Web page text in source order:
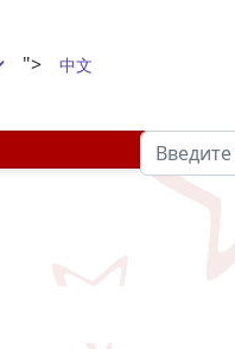
"> 中文
Поиск